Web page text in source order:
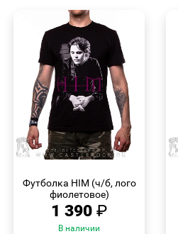
Футболка HIM (ч/б, лого
фиолетовое)
1 390 ₽
В наличии